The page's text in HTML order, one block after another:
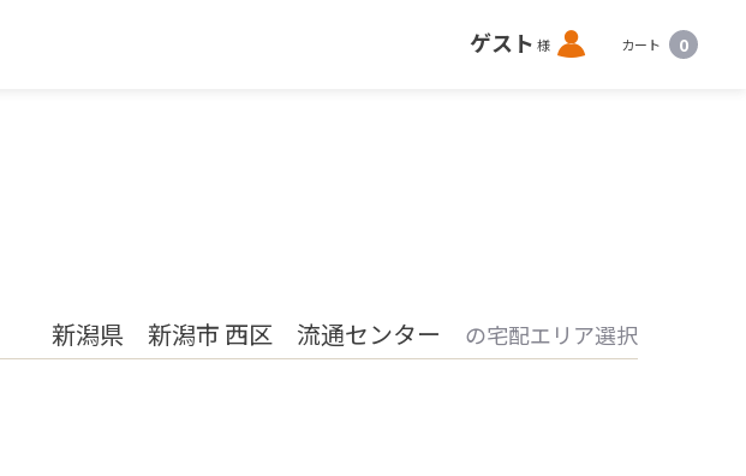
ゲスト 様 ロ
グ
カート 0
新潟県 新潟市 西区 流通センター の宅配エリア選択